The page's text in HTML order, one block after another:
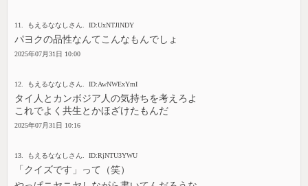
11. もえるななしさん. ID:UxNTJlNDY
パヨクの品性なんてこんなもんでしょ
2025年07月31日 10:00
12. もえるななしさん. ID:AwNWExYmI
タイ人とカンボジア人の気持ちを考えろよ
これでよく共生とかほざけたもんだ
2025年07月31日 10:16
13. もえるななしさん. ID:RjNTU3YWU
「クイズです」って（笑）